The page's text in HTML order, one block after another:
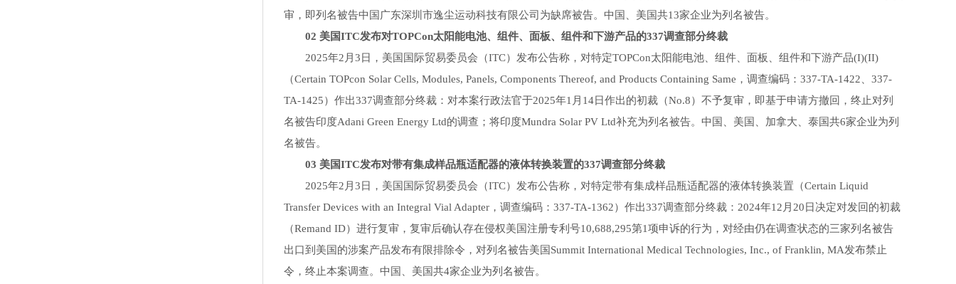
审，即列名被告中国广东深圳市逸尘运动科技有限公司为缺席被告。中国、美国共13家企业为列名被告。
02 美国ITC发布对TOPCon太阳能电池、组件、面板、组件和下游产品的337调查部分终裁
2025年2月3日，美国国际贸易委员会（ITC）发布公告称，对特定TOPCon太阳能电池、组件、面板、组件和下游产品(I)(II)
（Certain TOPcon Solar Cells, Modules, Panels, Components Thereof, and Products Containing Same，调查编码：337-TA-1422、337-
TA-1425）作出337调查部分终裁：对本案行政法官于2025年1月14日作出的初裁（No.8）不予复审，即基于申请方撤回，终止对列
名被告印度Adani Green Energy Ltd的调查；将印度Mundra Solar PV Ltd补充为列名被告。中国、美国、加拿大、泰国共6家企业为列
名被告。
03 美国ITC发布对带有集成样品瓶适配器的液体转换装置的337调查部分终裁
2025年2月3日，美国国际贸易委员会（ITC）发布公告称，对特定带有集成样品瓶适配器的液体转换装置（Certain Liquid
Transfer Devices with an Integral Vial Adapter，调查编码：337-TA-1362）作出337调查部分终裁：2024年12月20日决定对发回的初裁
（Remand ID）进行复审，复审后确认存在侵权美国注册专利号10,688,295第1项申诉的行为，对经由仍在调查状态的三家列名被告
出口到美国的涉案产品发布有限排除令，对列名被告美国Summit International Medical Technologies, Inc., of Franklin, MA发布禁止
令，终止本案调查。中国、美国共4家企业为列名被告。